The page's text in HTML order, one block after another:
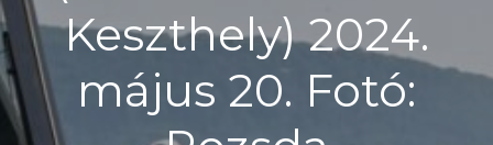
Keszthely) 2024.
május 20. Fotó: